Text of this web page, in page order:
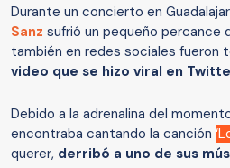
Durante un concierto en
Sanz sufrió un pequeño percance
también en redes sociales fueron
video que se hizo viral en
Debido a la adrenalina del
encontraba cantando la canción
querer, derribó a uno de sus